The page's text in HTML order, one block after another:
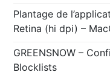
Plantage de
Retina (hi dpi) –
GREENSNOW –
Blocklists